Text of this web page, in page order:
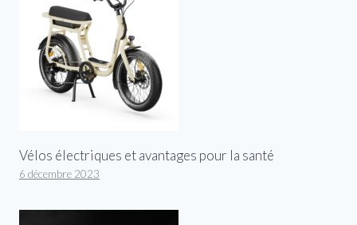
Vélos électriques et avantages pour la santé
6 décembre 2023